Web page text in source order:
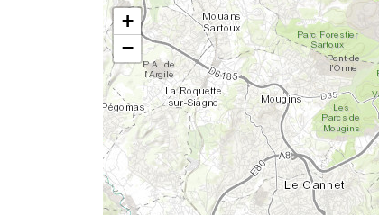
+
−